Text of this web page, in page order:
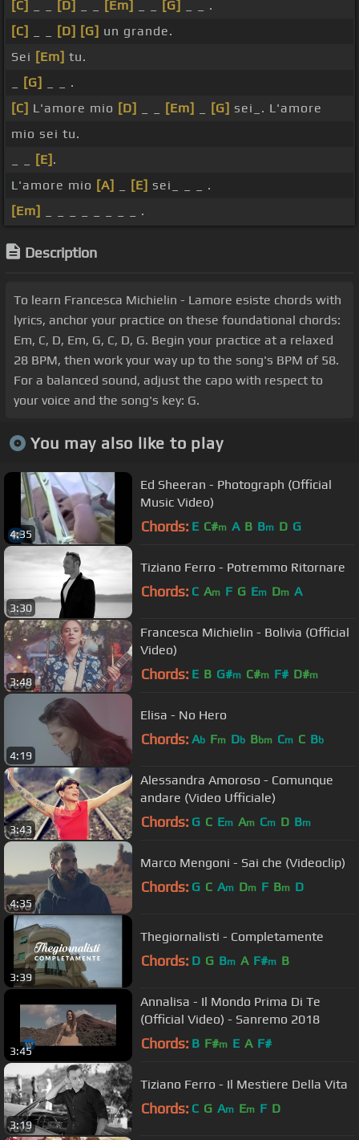
[C] [D] [Em] [G]
_ _ .
[C]
[D] [G] un grande.
Sei [Em] tu.
[G]
_ _ .
[C] L'amore mio [D] [Em] [G] sei_. L'amore
mio sei tu.
[E] .
L'amore mio [A] [E] sei_ _ _ .
[Em]
_ _ _ _ _ _ _ _ .
Description
To learn Francesca Michielin - Lamore esiste chords with
lyrics, anchor your practice on these foundational chords:
Em, C, D, Em, G, C, D, G. Begin your practice at a relaxed
28 BPM, then work your way up to the song's BPM of 58.
For a balanced sound, adjust the capo with respect to
your voice and the song's key: G.
You may also like to play
4:35
Ed Sheeran - Photograph (Official
Music Video)
Chords: E C#m A B Bm D G
3:30
Tiziano Ferro - Potremmo Ritornare
Chords: C Am F G Em Dm A
3:48
Francesca Michielin - Bolivia (Official
Video)
Chords: E B G#m C#m F# D#m
4:19
Elisa - No Hero
Chords: Ab Fm Db Bbm Cm C Bb
3:43
Alessandra Amoroso - Comunque
andare (Video Ufficiale)
Chords: G C Em Am Cm D Bm
4:35
Marco Mengoni - Sai che (Videoclip)
Chords: G C Am Dm F Bm D
3:39
Thegiornalisti - Completamente
Chords: D G Bm A F#m B
3:45
Annalisa - Il Mondo Prima Di Te
(Official Video) - Sanremo 2018
Chords: B F#m E A F#
3:19
Tiziano Ferro - Il Mestiere Della Vita
Chords: C G Am Em F D